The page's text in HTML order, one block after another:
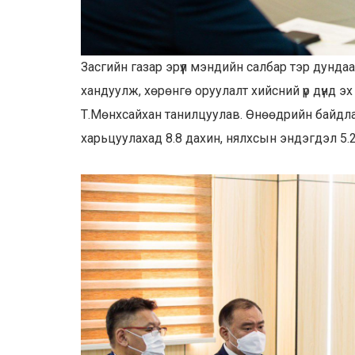
Засгийн газар эрүүл мэндийн салбар тэр
хандуулж, хөрөнгө оруулалт хийсний үр дүнд
Т.Мөнхсайхан танилцуулав. Өнөөдрийн
харьцуулахад 8.8 дахин, нялхсын эндэгдэл 5.2